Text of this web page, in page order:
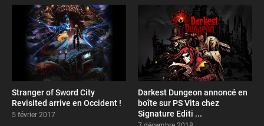
Stranger of Sword City
Revisited arrive en Occident !
5 février 2017
Darkest Dungeon annoncé en
boîte sur PS Vita chez
Signature Editi ...